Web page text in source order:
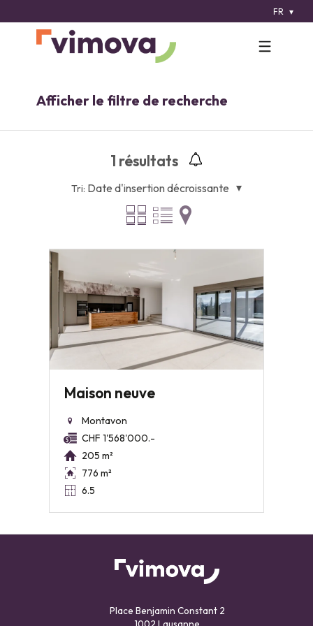
FR
Afficher le filtre de recherche
1 résultats
Tri: Date d'insertion décroissante
Maison neuve
Montavon
CHF 1'568'000.-
205 m²
776 m²
6.5
Place Benjamin Constant 2